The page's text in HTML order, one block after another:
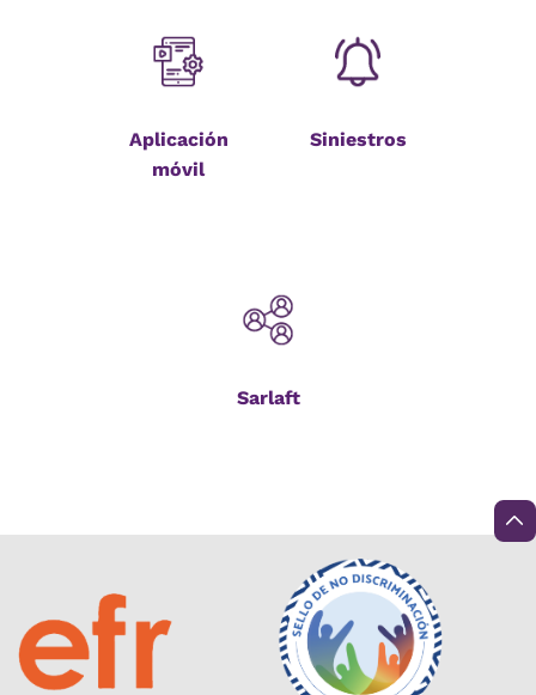
Aplicación
móvil
Siniestros
Sarlaft